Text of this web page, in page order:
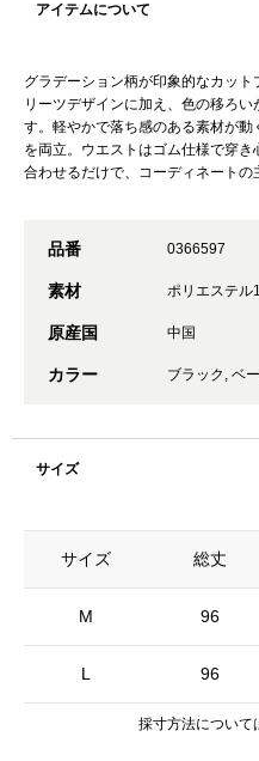
アイテムについて
グラデーション柄が印象的なカッ
リーツデザインに加え、色の移ろ
す。軽やかで落ち感のある素材が
を両立。ウエストはゴム仕様で穿
合わせるだけで、コーディネートの
品番 0366597
素材 ポリエステル
原産国 中国
カラー ブラック, ベ
サイズ
サイズ
M
L
総丈
96
96
採寸方法について